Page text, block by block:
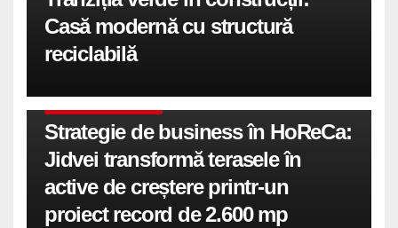
Casă modernă cu structură
reciclabilă
Strategie de business în HoReCa:
Jidvei transformă terasele în
active de creștere printr-un
proiect record de 2.600 mp